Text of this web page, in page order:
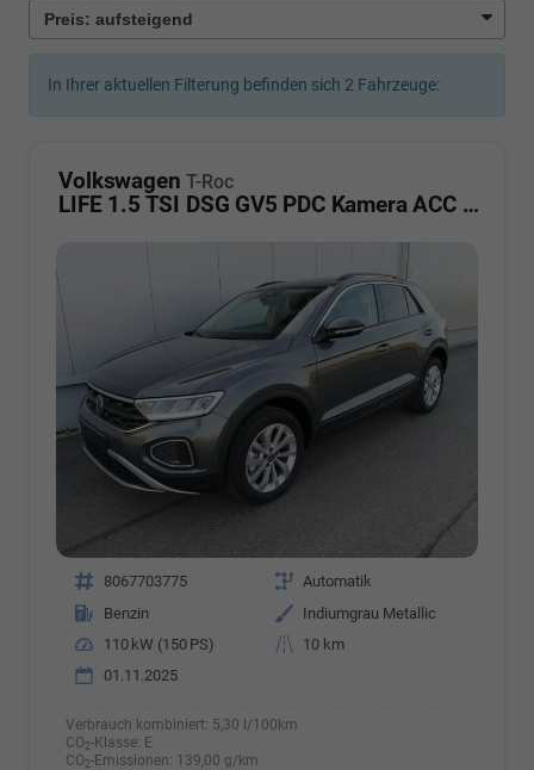
In Ihrer aktuellen Filterung befinden sich 2 Fahrzeuge:
Volkswagen T-Roc
LIFE 1.5 TSI DSG GV5 PDC Kamera ACC LED Sunset
Fahrzeugnr. 8067703775 Getriebe Automatik
Kraftstoff
Benzin Außenfarbe Indiumgrau Metallic
Leistung
110 kW (150 PS) Kilometerstand
10 km
01.11.2025
Verbrauch kombiniert: 5,30 l/100km
CO2-Klasse: E
CO2-Emissionen: 139,00 g/km